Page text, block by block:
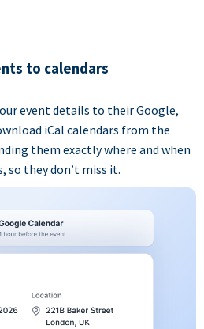
to calendars
event details to their Google,
iCal calendars from the
them exactly where and when
so they don’t miss it.